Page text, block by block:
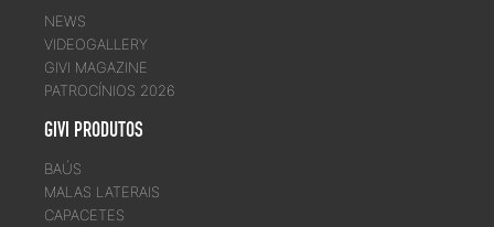
NEWS
VIDEOGALLERY
GIVI MAGAZINE
PATROCÍNIOS 2026
GIVI PRODUTOS
BAÚS
MALAS LATERAIS
CAPACETES